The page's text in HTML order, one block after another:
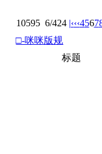
10595 6/424 |‹‹‹4567
□-咪咪版规
标题